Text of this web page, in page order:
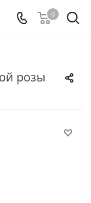
0
розы